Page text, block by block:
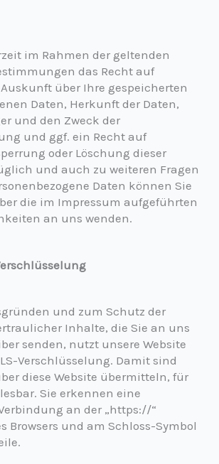
im Rahmen der geltenden
das Recht auf
über Ihre gespeicherten
Daten, Herkunft der Daten,
und den Zweck der
und ggf. ein Recht auf
oder Löschung dieser
und auch zu weiteren Fragen
Daten können Sie
die im Impressum aufgeführten
an uns wenden.
und zum Schutz der
Inhalte, die Sie an uns
senden, nutzt unsere Website
Verschlüsselung. Damit sind
diese Website übermitteln, für
Sie erkennen eine
an der „https://“
Browsers und am Schloss-Symbol